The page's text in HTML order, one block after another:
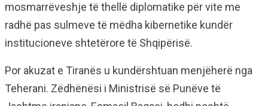
mosmarrëveshje të thellë diplomatike për vite me
radhë pas sulmeve të mëdha kibernetike kundër
institucioneve shtetërore të Shqipërisë.
Por akuzat e Tiranës u kundërshtuan menjëherë nga
Teherani. Zëdhënësi i Ministrisë së Punëve të